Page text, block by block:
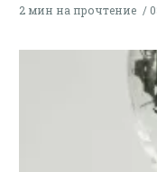
2 мин на прочтение